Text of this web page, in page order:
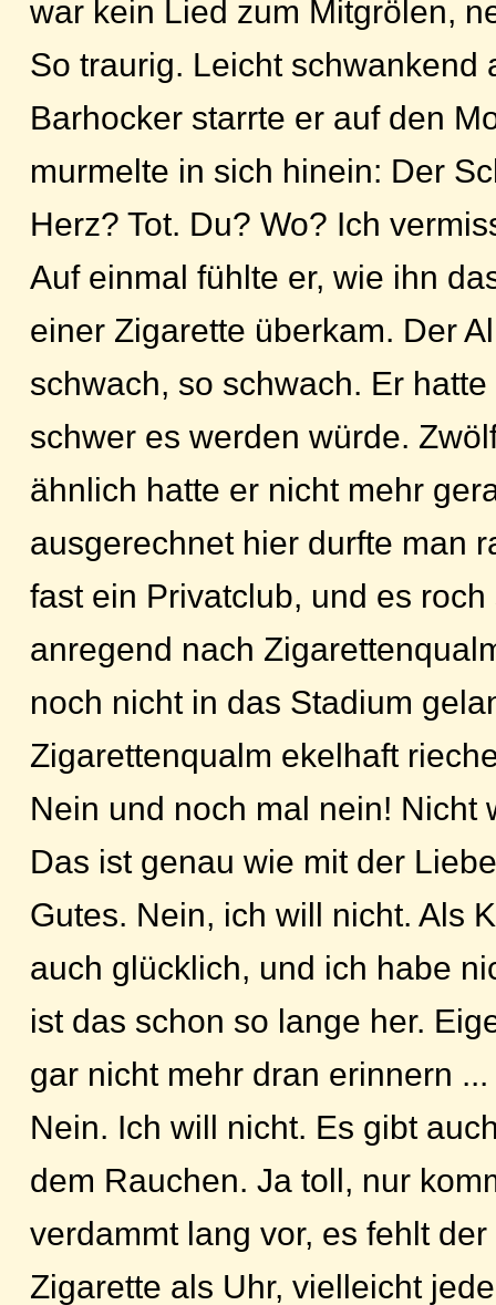
war kein Lied zum Mitgrölen,
So traurig. Leicht schwankend
Barhocker starrte er auf den
murmelte in sich hinein: Der
Herz? Tot. Du? Wo? Ich
Auf einmal fühlte er, wie ihn
einer Zigarette überkam. Der
schwach, so schwach. Er
schwer es werden würde.
ähnlich hatte er nicht mehr
ausgerechnet hier durfte man
fast ein Privatclub, und es
anregend nach
noch nicht in das Stadium
Zigarettenqualm ekelhaft
Nein und noch mal nein! Nicht
Das ist genau wie mit der
Gutes. Nein, ich will nicht. Als
auch glücklich, und ich habe
ist das schon so lange her.
gar nicht mehr dran erinnern ...
Nein. Ich will nicht. Es gibt
dem Rauchen. Ja toll, nur
verdammt lang vor, es fehlt
Zigarette als Uhr, vielleicht